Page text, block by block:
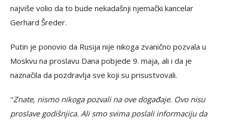
najviše volio da to bude nekadašnji njemački kancelar
Gerhard Šreder.
Putin je ponovio da Rusija nije nikoga zvanično pozvala u
Moskvu na proslavu Dana pobjede 9. maja, ali i da je
naznačila da pozdravlja sve koji su prisustvovali.
"Znate, nismo nikoga pozvali na ove događaje. Ovo nisu
proslave godišnjica. Ali smo svima poslali informaciju da